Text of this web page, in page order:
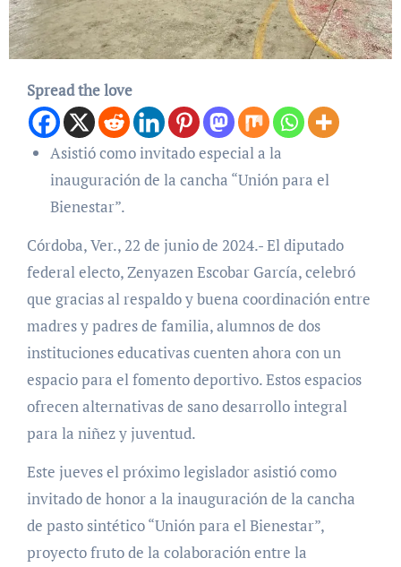
Spread the love
Asistió como invitado especial a la
inauguración de la cancha “Unión para el
Bienestar”.
Córdoba, Ver., 22 de junio de 2024.- El diputado
federal electo, Zenyazen Escobar García, celebró
que gracias al respaldo y buena coordinación entre
madres y padres de familia, alumnos de dos
instituciones educativas cuenten ahora con un
espacio para el fomento deportivo. Estos espacios
ofrecen alternativas de sano desarrollo integral
para la niñez y juventud.
Este jueves el próximo legislador asistió como
invitado de honor a la inauguración de la cancha
de pasto sintético “Unión para el Bienestar”,
proyecto fruto de la colaboración entre la